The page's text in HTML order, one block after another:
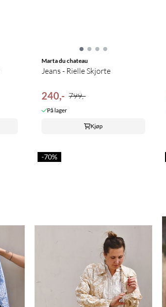
Marta du chateau
Jeans - Rielle Skjorte
240,- 799,-
På lager
Kjøp
-70%